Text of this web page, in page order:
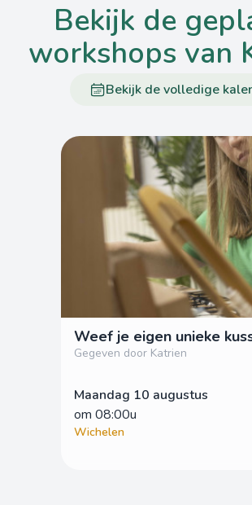
bekijk de geplande
workshops van
Bekijk de volledige
Weef je eigen unieke
Gegeven door Katrien
Maandag 10 augustus
om 08:00u
Wichelen